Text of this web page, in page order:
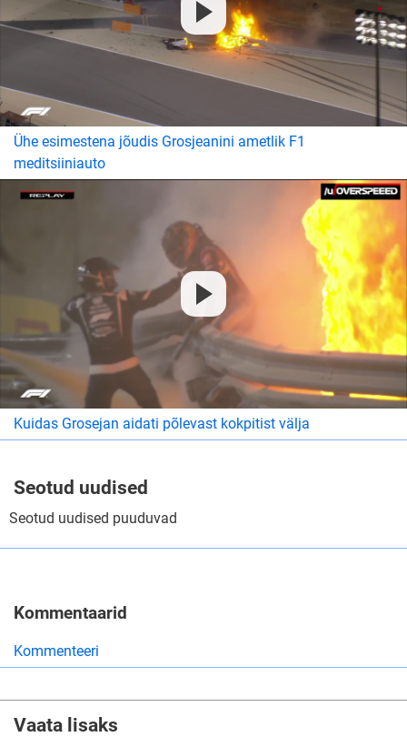
Ühe esimestena jõudis Grosjeanini ametlik F1
meditsiiniauto
Kuidas Grosejan aidati põlevast kokpitist välja
Seotud uudised
Seotud uudised puuduvad
Kommentaarid
Kommenteeri
Vaata lisaks